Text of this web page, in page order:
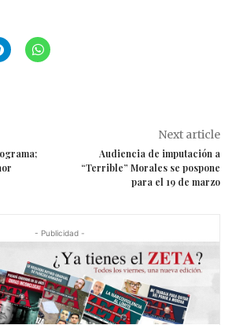
Next article
Audiencia de imputación a
“Terrible” Morales se pospone
para el 19 de marzo
- Publicidad -